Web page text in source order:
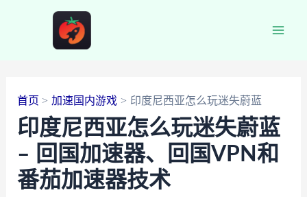
首页 加速国内游戏 印度尼西亚怎么玩迷失蔚蓝
印度尼西亚怎么玩迷失蔚蓝
– 回国加速器、回国VPN和
番茄加速器技术